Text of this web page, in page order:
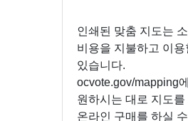
인쇄된 맞춤 지도는
비용을 지불하고 이용
있습니다.
ocvote.gov/mapping
원하시는 대로 지도를
온라인 구매를 하실